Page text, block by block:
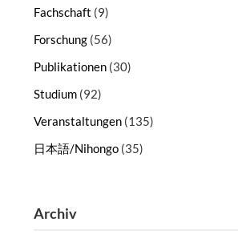
Fachschaft (9)
Forschung (56)
Publikationen (30)
Studium (92)
Veranstaltungen (135)
日本語/Nihongo (35)
Archiv